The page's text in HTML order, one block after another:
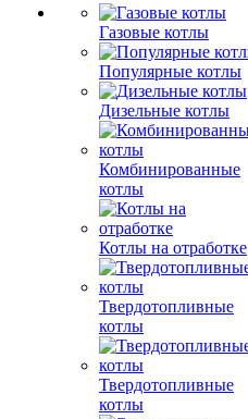
Газовые котлы
Популярные котлы
Дизельные котлы
Комбинированные
котлы
Котлы на отработке
Твердотопливные
котлы
Твердотопливные
котлы